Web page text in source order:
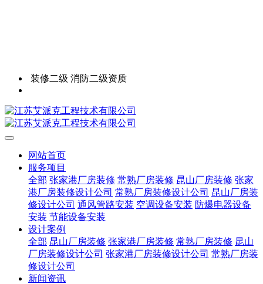
装修二级 消防二级资质
网站首页
服务项目
全部 张家港厂房装修 常熟厂房装修 昆山厂房装修 张家
港厂房装修设计公司 常熟厂房装修设计公司 昆山厂房装
修设计公司 通风管路安装 空调设备安装 防爆电器设备
安装 节能设备安装
设计案例
全部 昆山厂房装修 张家港厂房装修 常熟厂房装修 昆山
厂房装修设计公司 张家港厂房装修设计公司 常熟厂房装
修设计公司
新闻资讯